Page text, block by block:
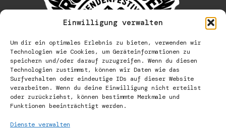
Einwilligung verwalten
Um dir ein optimales Erlebnis zu bieten, verwenden wir
Technologien wie Cookies, um Geräteinformationen zu
speichern und/oder darauf zuzugreifen. Wenn du diesen
Technologien zustimmst, können wir Daten wie das
Surfverhalten oder eindeutige IDs auf dieser Website
verarbeiten. Wenn du deine Einwilligung nicht erteilst
oder zurückziehst, können bestimmte Merkmale und
Funktionen beeinträchtigt werden.
Dienste verwalten